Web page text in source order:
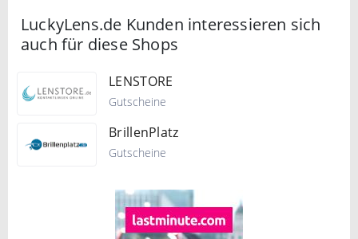
LuckyLens.de Kunden interessieren sich
auch für diese Shops
LENSTORE
Gutscheine
BrillenPlatz
Gutscheine